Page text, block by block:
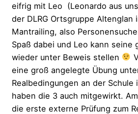
eifrig mit Leo (Leonardo aus
der DLRG Ortsgruppe Altenglan
Mantrailing, also
Spaß dabei und Leo kann seine
wieder unter Beweis stellen
eine groß angelegte Übung
Realbedingungen an der Schule
haben die 3 auch mitgewirkt.
die erste externe Prüfung zum